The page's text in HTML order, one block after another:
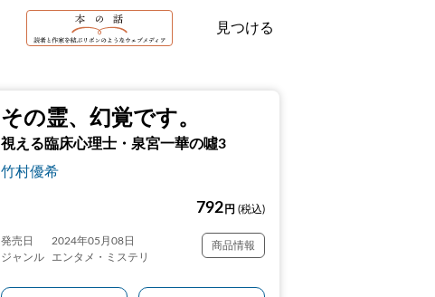
見つける
その霊、幻覚です。
視える臨床心理士・泉宮一華の噓3
竹村優希
792 円 (税込)
発売日
2024年05月08日
ジャンル
エンタメ・ミステリ
商品情報